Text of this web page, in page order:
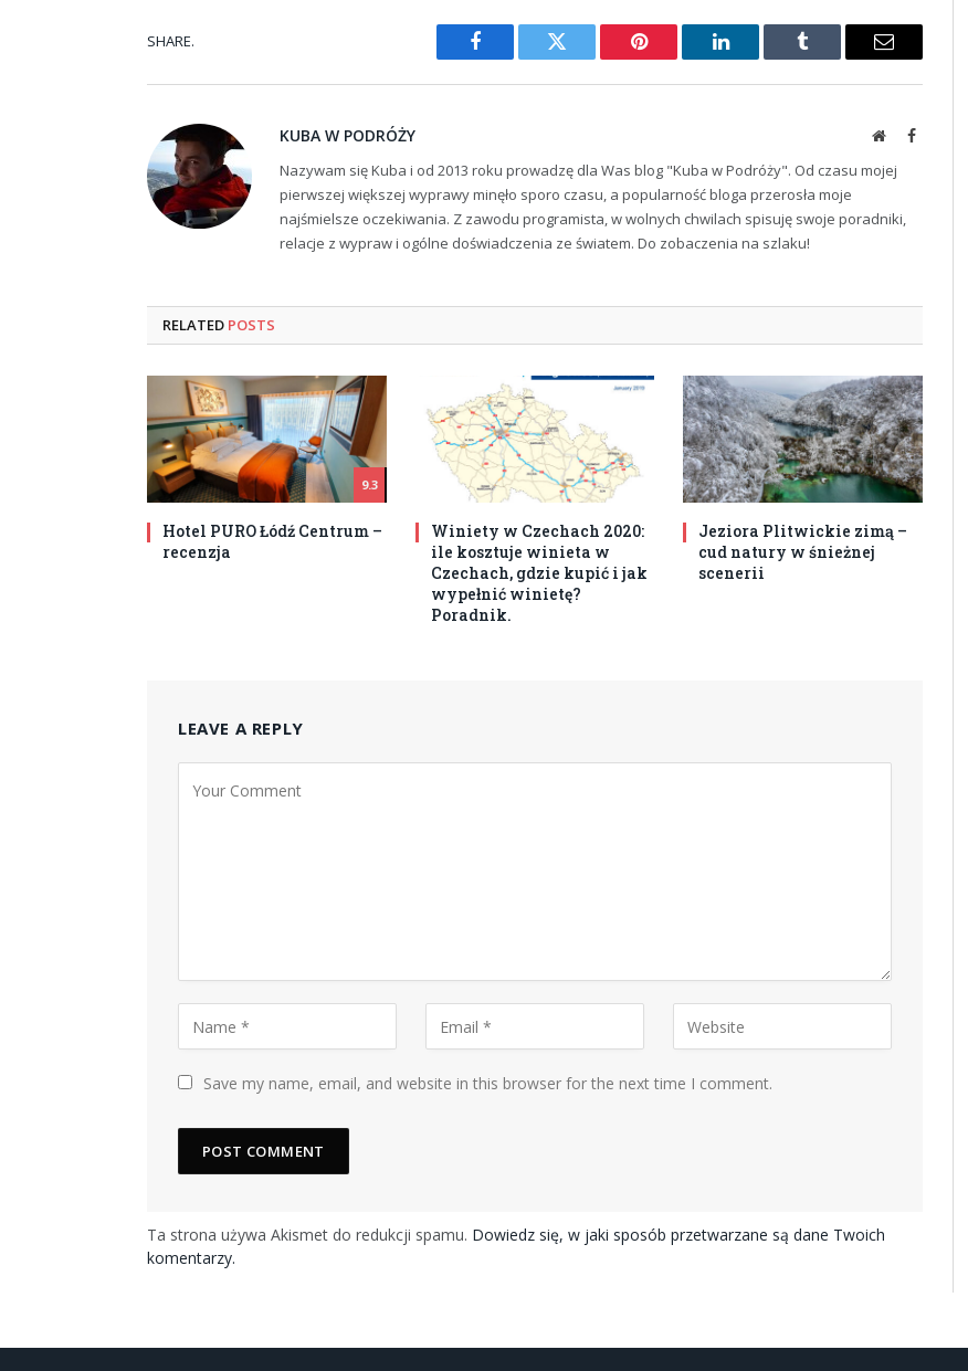
SHARE.
Facebook Twitter Pinterest LinkedIn Tumblr Email
KUBA W PODRÓŻY WebsiteFacebook
Nazywam się Kuba i od 2013 roku prowadzę dla Was blog "Kuba w Podróży". Od czasu mojej
pierwszej większej wyprawy minęło sporo czasu, a popularność bloga przerosła moje
najśmielsze oczekiwania. Z zawodu programista, w wolnych chwilach spisuję swoje poradniki,
relacje z wypraw i ogólne doświadczenia ze światem. Do zobaczenia na szlaku!
RELATED POSTS
9.3
Hotel PURO Łódź Centrum –
recenzja
Winiety w Czechach 2020:
ile kosztuje winieta w
Czechach, gdzie kupić i jak
wypełnić winietę?
Poradnik.
Jeziora Plitwickie zimą –
cud natury w śnieżnej
scenerii
LEAVE A REPLY
Save my name, email, and website in this browser for the next time I comment.
Ta strona używa Akismet do redukcji spamu. Dowiedz się, w jaki sposób przetwarzane są dane Twoich
komentarzy.